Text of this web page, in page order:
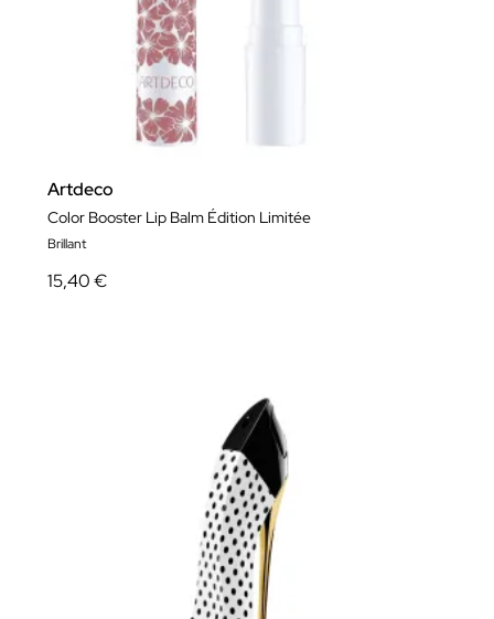
Artdeco
Color Booster Lip Balm Édition Limitée
Brillant
15,40 €